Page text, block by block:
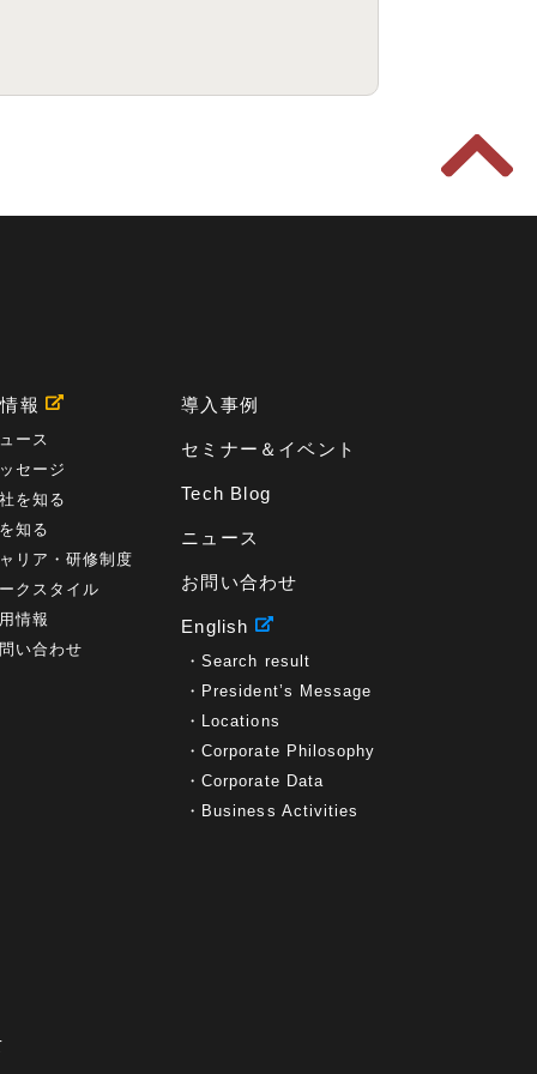
報
ース
セージ
を知る
知る
リア・研修制度
クスタイル
情報
い合わせ
導入事例
セミナー＆イベント
Tech Blog
ニュース
お問い合わせ
English
Search result
President’s Message
Locations
Corporate Philosophy
Corporate Data
Business Activities